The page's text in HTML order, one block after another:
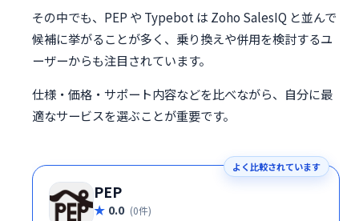
その中でも、PEP や Typebot は Zoho SalesIQ と並んで
候補に挙がることが多く、乗り換えや併用を検討するユ
ーザーからも注目されています。
仕様・価格・サポート内容などを比べながら、自分に最
適なサービスを選ぶことが重要です。
よく比較されています
PEP
0.0 (0件)